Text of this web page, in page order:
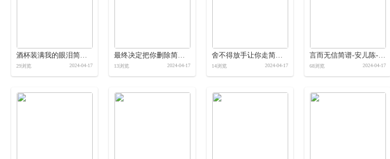
酒杯装满我的眼泪简谱-王爱华-岭南印象制作简谱
29浏览 2024-04-17
最终决定把你删除简谱-米灵-岭南印象制作简谱
13浏览 2024-04-17
舍不得放手让你走简谱-安儿陈-岭南印象制作简谱
14浏览 2024-04-17
言而无信简谱-安儿陈-岭南印象制作简谱
68浏览 2024-04-17